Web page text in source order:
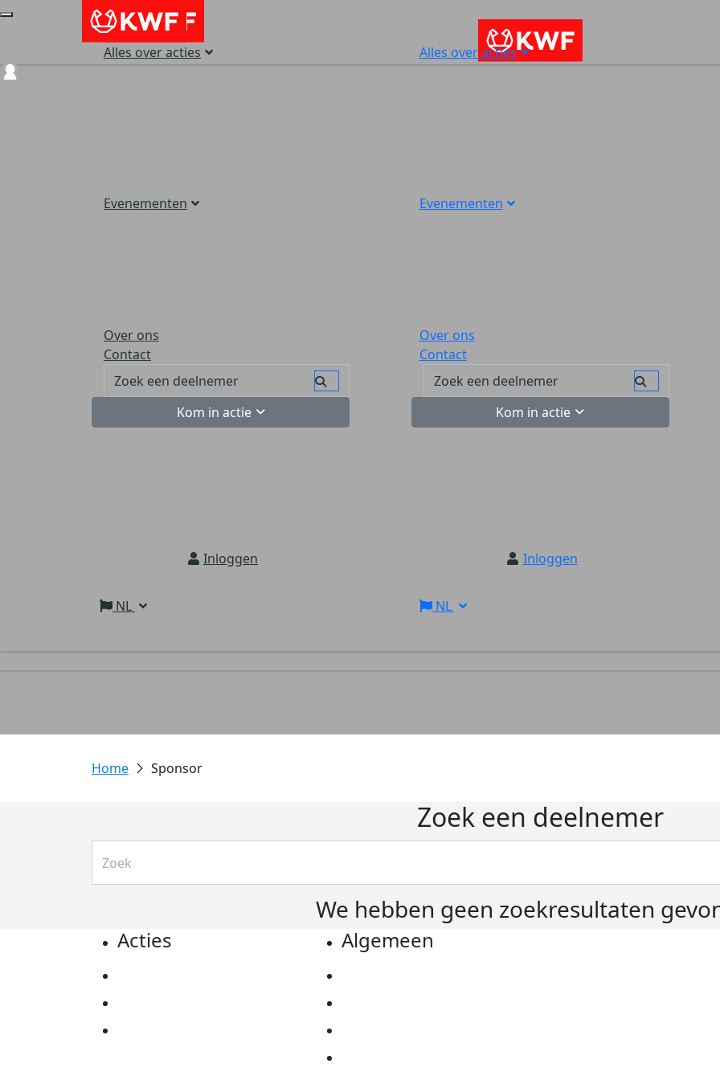
Alles over acties
Evenementen
Over ons
Contact
Kom in actie
Inloggen
NL
Alles over acties
Evenementen
Over ons
Contact
Kom in actie
Inloggen
NL
Sponsor
Zoek een deelnemer
We hebben geen zoekresultaten
Acties Algemeen